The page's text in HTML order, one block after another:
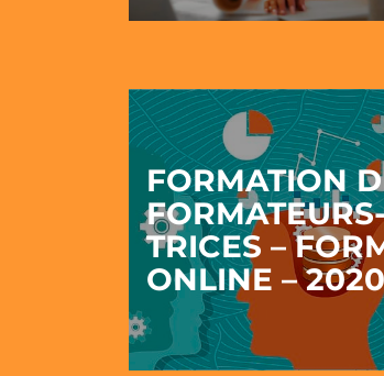
FORMATION
TRICES –
ONLINE – 2020